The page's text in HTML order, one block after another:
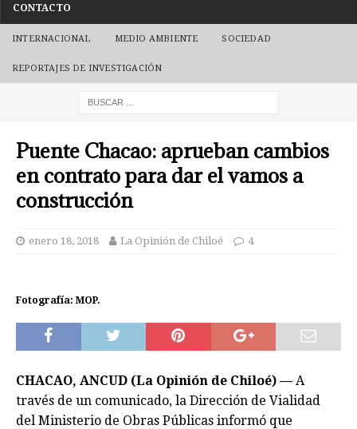
CONTACTO
INTERNACIONAL MEDIO AMBIENTE SOCIEDAD
REPORTAJES DE INVESTIGACIÓN
Puente Chacao: aprueban cambios
en contrato para dar el vamos a
construcción
enero 18, 2018 La Opinión de Chiloé 4
Fotografía: MOP.
CHACAO, ANCUD (La Opinión de Chiloé) — A
través de un comunicado, la Dirección de Vialidad
del Ministerio de Obras Públicas informó que